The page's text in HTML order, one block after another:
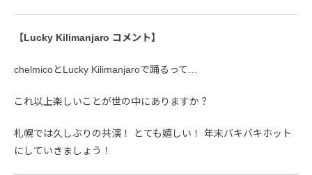
【Lucky Kilimanjaro コメント】
chelmicoとLucky Kilimanjaroで踊るって…
これ以上楽しいことが世の中にありますか？
札幌では久しぶりの共演！ とても嬉しい！ 年末バキバキホット
にしていきましょう！